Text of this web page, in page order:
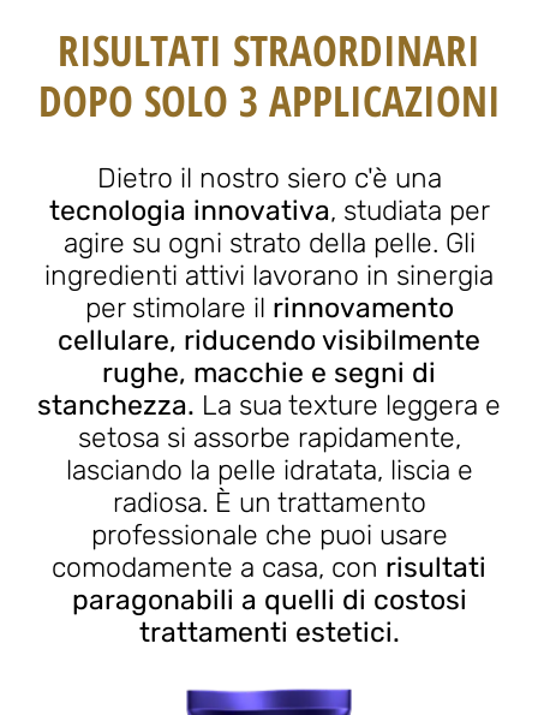
RISULTATI STRAORDINARI
DOPO SOLO 3 APPLICAZIONI
Dietro il nostro siero c'è una
tecnologia innovativa, studiata per
agire su ogni strato della pelle. Gli
ingredienti attivi lavorano in sinergia
per stimolare il rinnovamento
cellulare, riducendo visibilmente
rughe, macchie e segni di
stanchezza. La sua texture leggera e
setosa si assorbe rapidamente,
lasciando la pelle idratata, liscia e
radiosa. È un trattamento
professionale che puoi usare
comodamente a casa, con risultati
paragonabili a quelli di costosi
trattamenti estetici.